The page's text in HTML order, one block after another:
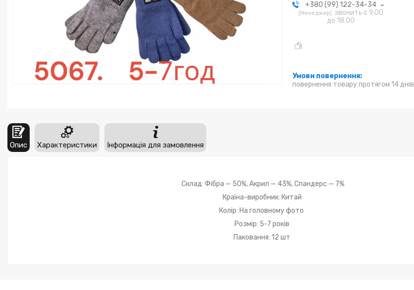
+380 (99) 122-34-34
Менеджер
звонить с 9.00
до 18.00
повернення товару протягом 14 днів
Опис Характеристики Інформація для замовлення
Склад: Фібра — 50%, Акрил — 43%, Спандерс — 7%
Країна-виробник: Китай
Колір: На головному фото
Розмір: 5-7 років
Паковання: 12 шт